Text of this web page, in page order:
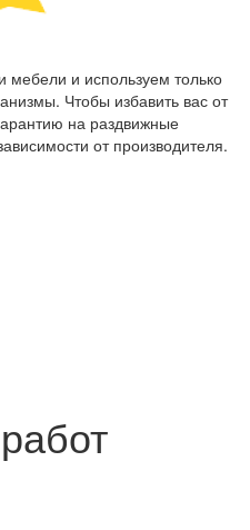
и используем только
Чтобы избавить вас от
на раздвижные
от производителя.